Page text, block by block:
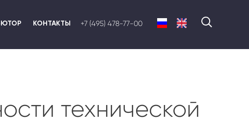
КОНТАКТЫ +7 (495) 478-77-00
технической